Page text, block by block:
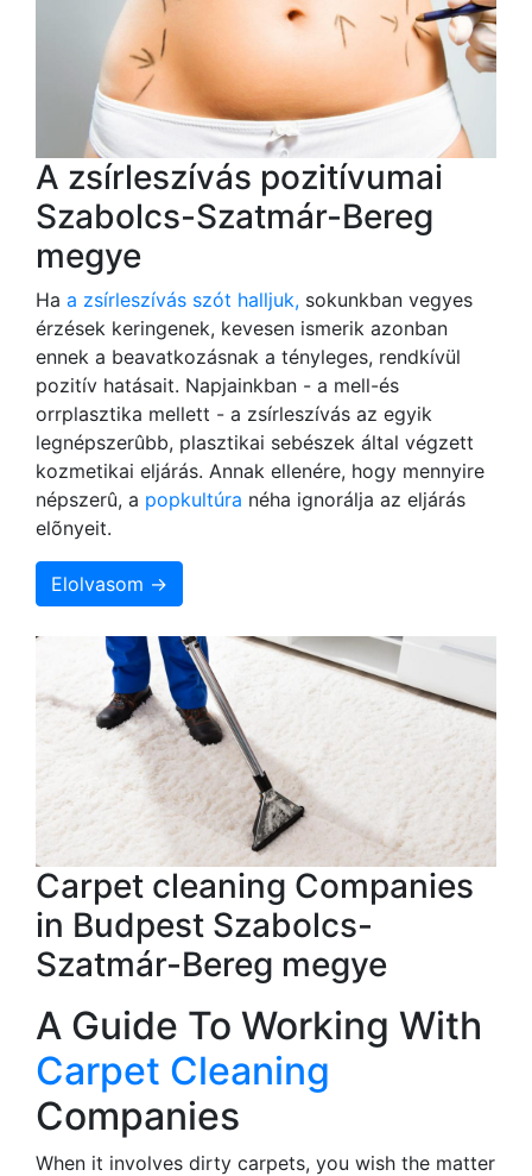
A zsírleszívás pozitívumai
Szabolcs-Szatmár-Bereg
megye
Ha a zsírleszívás szót halljuk, sokunkban vegyes
érzések keringenek, kevesen ismerik azonban
ennek a beavatkozásnak a tényleges, rendkívül
pozitív hatásait. Napjainkban - a mell-és
orrplasztika mellett - a zsírleszívás az egyik
legnépszerûbb, plasztikai sebészek által végzett
kozmetikai eljárás. Annak ellenére, hogy mennyire
népszerû, a popkultúra néha ignorálja az eljárás
elõnyeit.
Elolvasom →
Carpet cleaning Companies
in Budpest Szabolcs-
Szatmár-Bereg megye
A Guide To Working With
Carpet Cleaning
Companies
When it involves dirty carpets, you wish the matter